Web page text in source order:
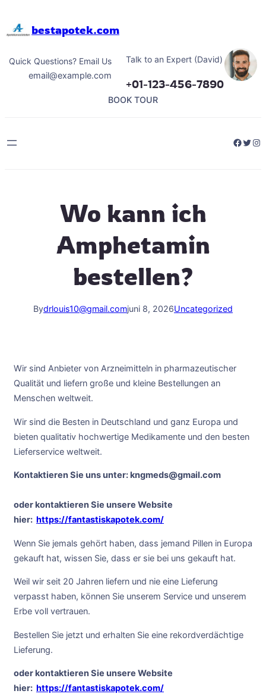
bestapotek.com
Quick Questions? Email Us
email@example.com
Talk to an Expert (David)
+01-123-456-7890
BOOK TOUR
Wo kann ich
Amphetamin
bestellen?
Bydrlouis10@gmail.comjuni 8, 2026Uncategorized
Wir sind Anbieter von Arzneimitteln in pharmazeutischer
Qualität und liefern große und kleine Bestellungen an
Menschen weltweit.
Wir sind die Besten in Deutschland und ganz Europa und
bieten qualitativ hochwertige Medikamente und den besten
Lieferservice weltweit.
Kontaktieren Sie uns unter: kngmeds@gmail.com
oder kontaktieren Sie unsere Website
hier: https://fantastiskapotek.com/
Wenn Sie jemals gehört haben, dass jemand Pillen in Europa
gekauft hat, wissen Sie, dass er sie bei uns gekauft hat.
Weil wir seit 20 Jahren liefern und nie eine Lieferung
verpasst haben, können Sie unserem Service und unserem
Erbe voll vertrauen.
Bestellen Sie jetzt und erhalten Sie eine rekordverdächtige
Lieferung.
oder kontaktieren Sie unsere Website
hier: https://fantastiskapotek.com/